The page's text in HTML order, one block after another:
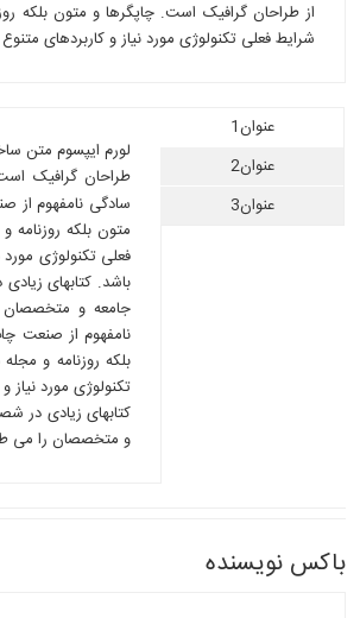
از طراحان گرافیک است. چاپگرها و متون بلکه
شرایط فعلی تکنولوژی مورد نیاز و کاربردهای
عنوان1
عنوان2
عنوان3
لورم ایپسوم متن
طراحان گرافیک
سادگی نامفهوم از
متون بلکه
فعلی تکنولوژی مورد
باشد. کتابهای
جامعه و متخصصان
نامفهوم از صنعت
بلکه روزنامه و
تکنولوژی مورد نیاز
کتابهای زیادی در
و متخصصان را می
باکس نویسنده